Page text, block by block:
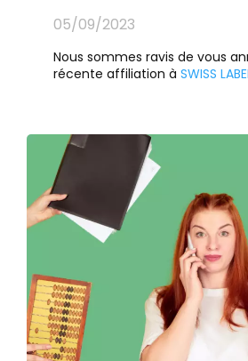
05/09/2023
Nous sommes ravis de vous
récente affiliation à SWISS